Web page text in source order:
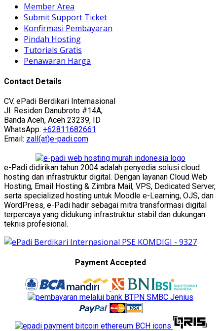
Member Area
Submit Support Ticket
Konfirmasi Pembayaran
Pindah Hosting
Tutorials Gratis
Penawaran Harga
Contact Details
CV. ePadi Berdikari Internasional
Jl. Residen Danubroto #14A,
Banda Aceh, Aceh 23239, ID
WhatsApp: +62811682661
Email: zall(at)e-padi.com
e-Padi didirikan tahun 2004 adalah penyedia solusi cloud
hosting dan infrastruktur digital. Dengan layanan Cloud Web
Hosting, Email Hosting & Zimbra Mail, VPS, Dedicated Server,
serta specialized hosting untuk Moodle e-Learning, OJS, dan
WordPress, e-Padi hadir sebagai mitra transformasi digital
terpercaya yang didukung infrastruktur stabil dan dukungan
teknis profesional.
Payment Accepted